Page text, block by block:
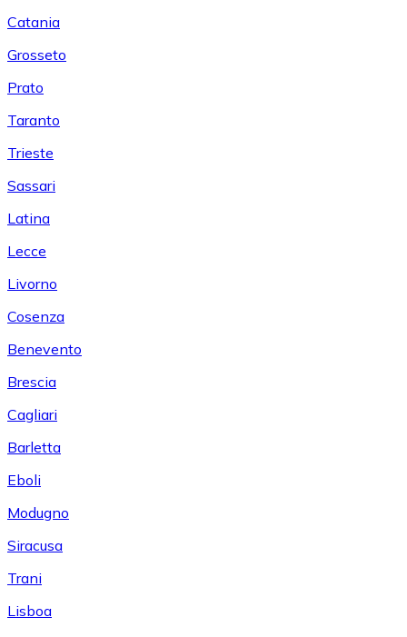
Catania
Grosseto
Prato
Taranto
Trieste
Sassari
Latina
Lecce
Livorno
Cosenza
Benevento
Brescia
Cagliari
Barletta
Eboli
Modugno
Siracusa
Trani
Lisboa